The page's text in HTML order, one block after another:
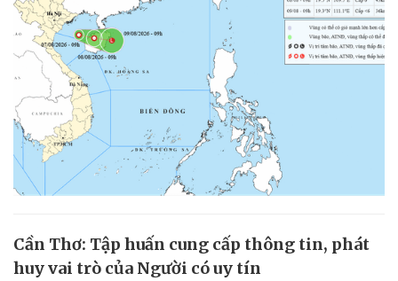
Cần Thơ: Tập huấn cung cấp thông tin, phát
huy vai trò của Người có uy tín